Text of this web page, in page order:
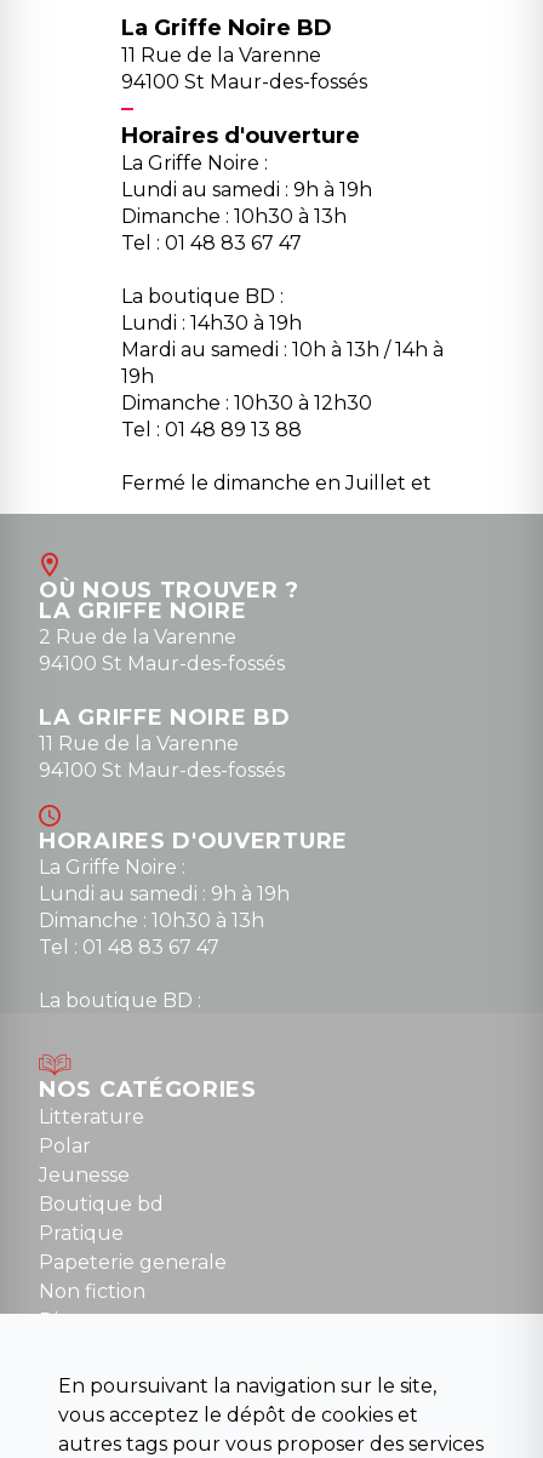
La Griffe Noire BD
11 Rue de la Varenne
94100 St Maur-des-fossés
Horaires d'ouverture
La Griffe Noire :
Lundi au samedi : 9h à 19h
Dimanche : 10h30 à 13h
Tel : 01 48 83 67 47
La boutique BD :
Lundi : 14h30 à 19h
Mardi au samedi : 10h à 13h / 14h à
19h
Dimanche : 10h30 à 12h30
Tel : 01 48 89 13 88
Fermé le dimanche en Juillet et
Août
contact@la-griffe-noire.com
0148836747
OÙ NOUS TROUVER ?
LA GRIFFE NOIRE
2 Rue de la Varenne
94100 St Maur-des-fossés
LA GRIFFE NOIRE BD
11 Rue de la Varenne
94100 St Maur-des-fossés
HORAIRES D'OUVERTURE
La Griffe Noire :
Lundi au samedi : 9h à 19h
Dimanche : 10h30 à 13h
Tel : 01 48 83 67 47
La boutique BD :
Mardi au samedi : 10h à 13h / 14h à 19h
Dimanche : 10h30 à 12h30
Tel : 01 48 89 13 88
NOUS CONTACTER
contact@la-griffe-noire.com
NOS CATÉGORIES
Litterature
Polar
Jeunesse
Boutique bd
Pratique
Papeterie generale
Non fiction
Divers
Beaux livres et art
Para scolaire
Histoire
En poursuivant la navigation sur le site,
vous acceptez le dépôt de cookies et
autres tags pour vous proposer des services